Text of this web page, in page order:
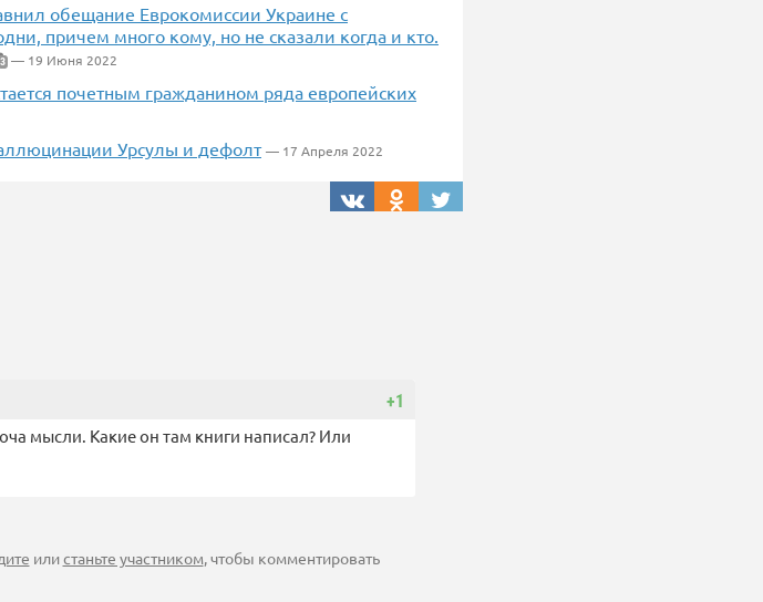
обещание Еврокомиссии Украине с
причем много кому, но не сказали когда и кто.
3 — 19 Июня 2022
почетным гражданином ряда европейских
Урсулы и дефолт — 17 Апреля 2022
+1
мысли. Какие он там книги написал? Или
илистаньте участником , чтобы комментировать